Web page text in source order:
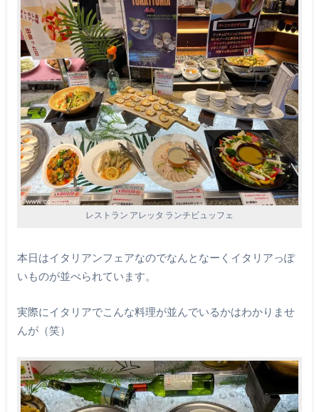
レストラン アレッタ ランチビュッフェ
本日はイタリアンフェアなのでなんとなーくイタリアっぽ
いものが並べられています。
実際にイタリアでこんな料理が並んでいるかはわかりませ
んが（笑）